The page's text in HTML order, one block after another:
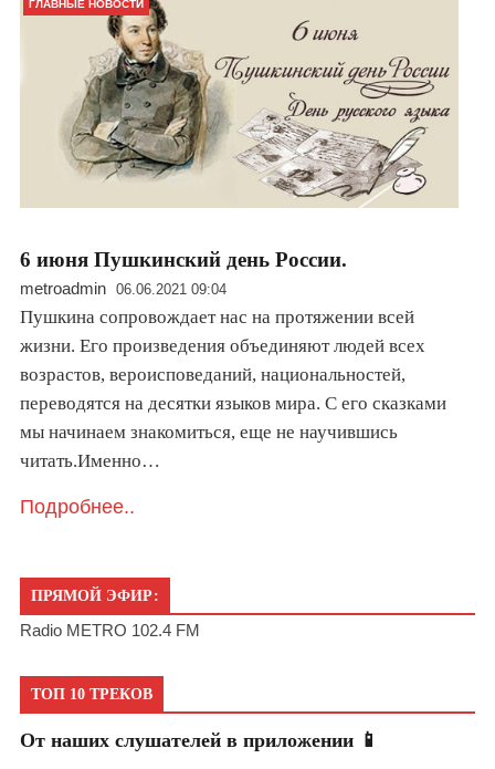
ГЛАВНЫЕ НОВОСТИ
6 июня Пушкинский день России.
metroadmin 06.06.2021 09:04
Пушкина сопровождает нас на протяжении всей
жизни. Его произведения объединяют людей всех
возрастов, вероисповеданий, национальностей,
переводятся на десятки языков мира. С его сказками
мы начинаем знакомиться, еще не научившись
читать.Именно…
Подробнее..
ПРЯМОЙ ЭФИР:
Radio METRO 102.4 FM
ТОП 10 ТРЕКОВ
От наших слушателей в приложении 📱